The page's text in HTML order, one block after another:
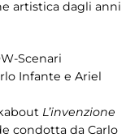
artistica dagli anni
Scenari
Infante e Ariel
L’invenzione
condotta da Carlo